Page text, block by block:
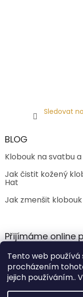
Tento web používá
procházením
jejich používáním..
Sledovat
BLOG
Klobouk na svatbu
Jak čistit kožený
Hat
Jak zmenšit
Přijímáme online